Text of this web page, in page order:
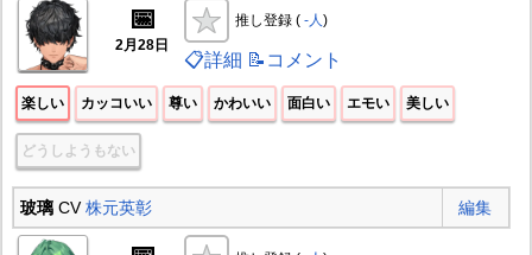
📅
2月28日
推し登録 ( -人)
📋詳細 📝コメント
楽しい カッコいい 尊い かわいい 面白い エモい 美しい
どうしようもない
玻璃CV株元英彰 編集